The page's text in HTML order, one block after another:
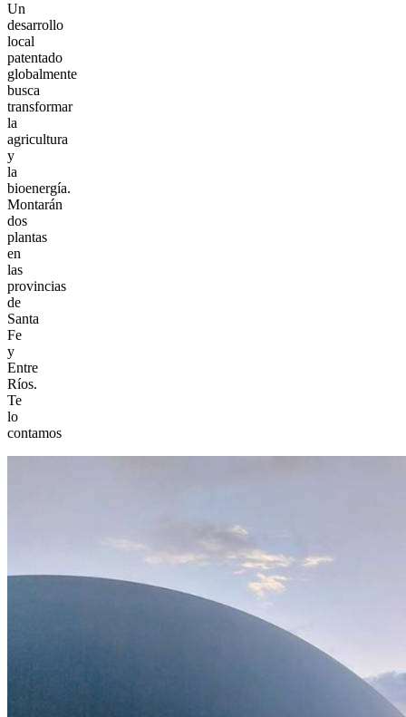
Un
desarrollo
local
patentado
globalmente
busca
transformar
la
agricultura
y
la
bioenergía.
Montarán
dos
plantas
en
las
provincias
de
Santa
Fe
y
Entre
Ríos.
Te
lo
contamos